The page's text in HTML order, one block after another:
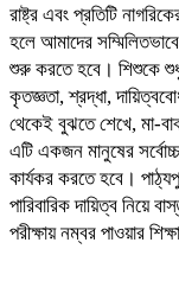
রাষ্ট্র এবং প্রতিটি
হলে আমাদের
শুরু করতে হবে। শিশুকে শুধু
কৃতজ্ঞতা, শ্রদ্ধা,
থেকেই বুঝতে শেখে, মা-
এটি একজন মানুষের
কার্যকর করতে হবে।
পারিবারিক দায়িত্ব
পরীক্ষায় নম্বর পাওয়ার